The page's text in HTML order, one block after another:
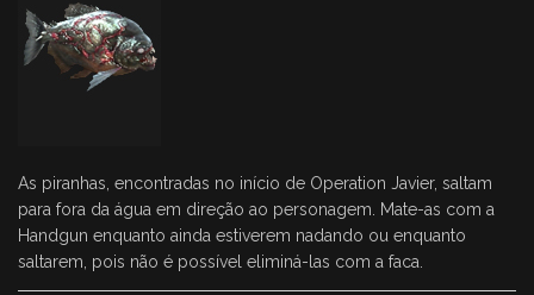
As piranhas, encontradas no início de Operation Javier, saltam
para fora da água em direção ao personagem. Mate-as com a
Handgun enquanto ainda estiverem nadando ou enquanto
saltarem, pois não é possível eliminá-las com a faca.